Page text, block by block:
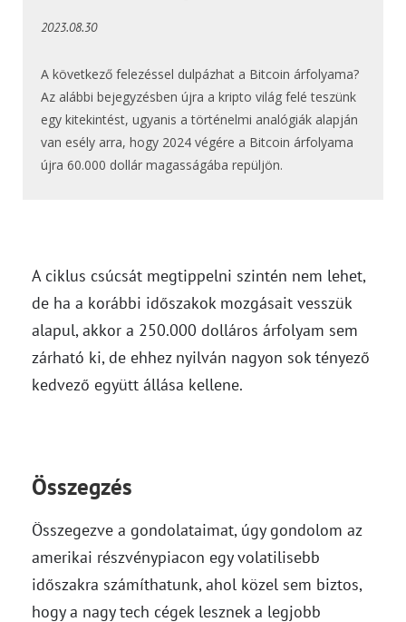
2023.08.30
A következő felezéssel dulpázhat a Bitcoin árfolyama?
Az alábbi bejegyzésben újra a kripto világ felé teszünk
egy kitekintést, ugyanis a történelmi analógiák alapján
van esély arra, hogy 2024 végére a Bitcoin árfolyama
újra 60.000 dollár magasságába repüljön.
A ciklus csúcsát megtippelni szintén nem lehet,
de ha a korábbi időszakok mozgásait vesszük
alapul, akkor a 250.000 dolláros árfolyam sem
zárható ki, de ehhez nyilván nagyon sok tényező
kedvező együtt állása kellene.
Összegzés
Összegezve a gondolataimat, úgy gondolom az
amerikai részvénypiacon egy volatilisebb
időszakra számíthatunk, ahol közel sem biztos,
hogy a nagy tech cégek lesznek a legjobb